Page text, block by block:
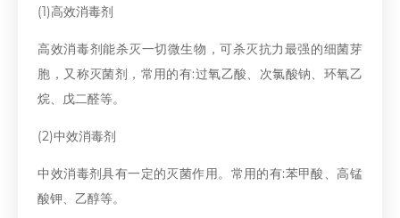
(1)高效消毒剂
高效消毒剂能杀灭一切微生物，可杀灭抗力最强的细菌芽
胞，又称灭菌剂，常用的有:过氧乙酸、次氯酸钠、环氧乙
烷、戊二醛等。
(2)中效消毒剂
中效消毒剂具有一定的灭菌作用。常用的有:苯甲酸、高锰
酸钾、乙醇等。